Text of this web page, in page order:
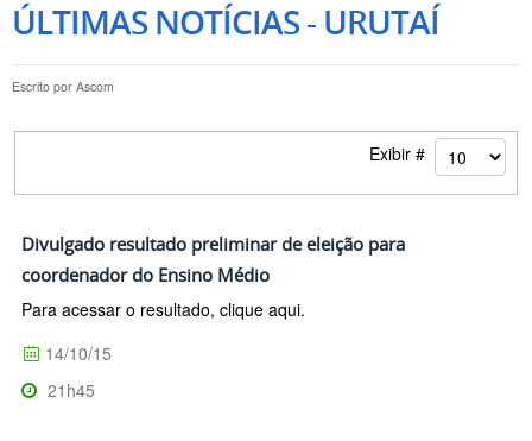
ÚLTIMAS NOTÍCIAS - URUTAÍ
Escrito por Ascom
Exibir #
Divulgado resultado preliminar de eleição para
coordenador do Ensino Médio
Para acessar o resultado, clique aqui.
14/10/15
21h45